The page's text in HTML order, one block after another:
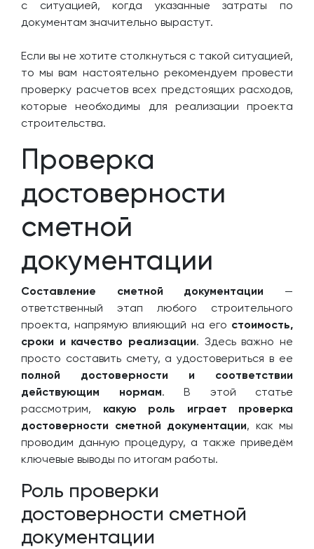
с ситуацией, когда указанные затраты по
документам значительно вырастут.
Если вы не хотите столкнуться с такой ситуацией,
то мы вам настоятельно рекомендуем провести
проверку расчетов всех предстоящих расходов,
которые необходимы для реализации проекта
строительства.
Проверка
достоверности
сметной
документации
Составление сметной документации —
ответственный этап любого строительного
проекта, напрямую влияющий на его стоимость,
сроки и качество реализации. Здесь важно не
просто составить смету, а удостовериться в ее
полной достоверности и соответствии
действующим нормам. В этой статье
рассмотрим, какую роль играет проверка
достоверности сметной документации, как мы
проводим данную процедуру, а также приведём
ключевые выводы по итогам работы.
Роль проверки
достоверности сметной
документации